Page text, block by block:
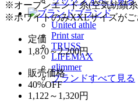
ブランド
United athle
Print star
TRUSS
LIFEMAX
glimmer
ブランドすべて見る
※オープンエンド糸(空気紡績糸
※ホワイトのみXXLサイズがご
定価
1,870～2,200円
販売価格
40%OFF
1,122～1,320円